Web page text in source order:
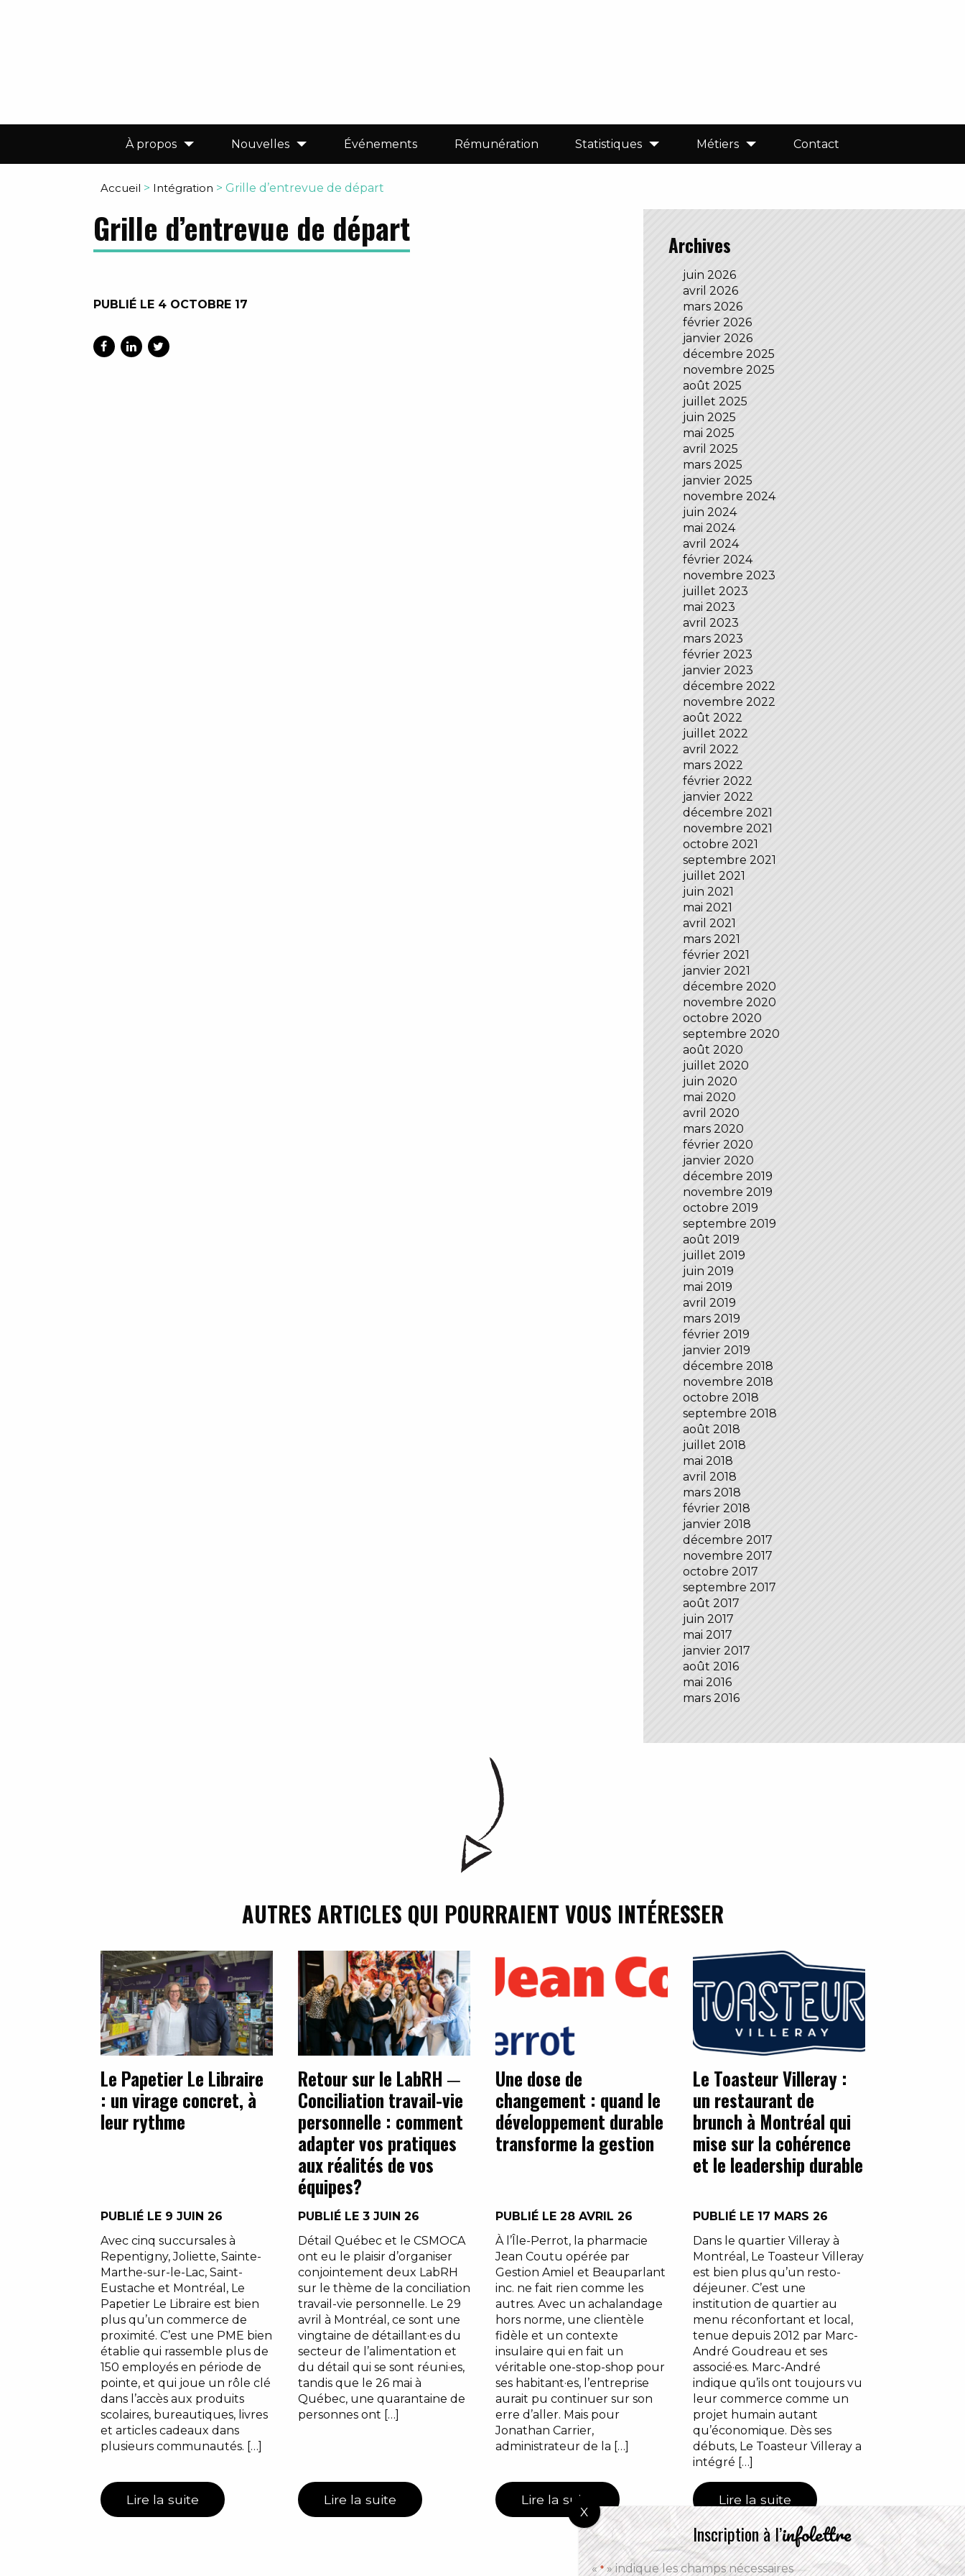
À propos Nouvelles Événements Rémunération Statistiques Métiers Contact
Accueil > Intégration > Grille d’entrevue de départ
Grille d’entrevue de départ
PUBLIÉ LE 4 OCTOBRE 17
Archives
juin 2026
avril 2026
mars 2026
février 2026
janvier 2026
décembre 2025
novembre 2025
août 2025
juillet 2025
juin 2025
mai 2025
avril 2025
mars 2025
janvier 2025
novembre 2024
juin 2024
mai 2024
avril 2024
février 2024
novembre 2023
juillet 2023
mai 2023
avril 2023
mars 2023
février 2023
janvier 2023
décembre 2022
novembre 2022
août 2022
juillet 2022
avril 2022
mars 2022
février 2022
janvier 2022
décembre 2021
novembre 2021
octobre 2021
septembre 2021
juillet 2021
juin 2021
mai 2021
avril 2021
mars 2021
février 2021
janvier 2021
décembre 2020
novembre 2020
octobre 2020
septembre 2020
août 2020
juillet 2020
juin 2020
mai 2020
avril 2020
mars 2020
février 2020
janvier 2020
décembre 2019
novembre 2019
octobre 2019
septembre 2019
août 2019
juillet 2019
juin 2019
mai 2019
avril 2019
mars 2019
février 2019
janvier 2019
décembre 2018
novembre 2018
octobre 2018
septembre 2018
août 2018
juillet 2018
mai 2018
avril 2018
mars 2018
février 2018
janvier 2018
décembre 2017
novembre 2017
octobre 2017
septembre 2017
août 2017
juin 2017
mai 2017
janvier 2017
août 2016
mai 2016
mars 2016
AUTRES ARTICLES QUI POURRAIENT VOUS INTÉRESSER
Le Papetier Le Libraire
: un virage concret, à
leur rythme
PUBLIÉ LE 9 JUIN 26
Avec cinq succursales à
Repentigny, Joliette, Sainte-
Marthe-sur-le-Lac, Saint-
Eustache et Montréal, Le
Papetier Le Libraire est bien
plus qu’un commerce de
proximité. C’est une PME bien
établie qui rassemble plus de
150 employés en période de
pointe, et qui joue un rôle clé
dans l’accès aux produits
scolaires, bureautiques, livres
et articles cadeaux dans
plusieurs communautés. […]
Lire la suite
Retour sur le LabRH ─
Conciliation travail-vie
personnelle : comment
adapter vos pratiques
aux réalités de vos
équipes?
PUBLIÉ LE 3 JUIN 26
Détail Québec et le CSMOCA
ont eu le plaisir d’organiser
conjointement deux LabRH
sur le thème de la conciliation
travail-vie personnelle. Le 29
avril à Montréal, ce sont une
vingtaine de détaillant·es du
secteur de l’alimentation et
du détail qui se sont réuni·es,
tandis que le 26 mai à
Québec, une quarantaine de
personnes ont […]
Lire la suite
Une dose de
changement : quand le
développement durable
transforme la gestion
PUBLIÉ LE 28 AVRIL 26
À l’Île-Perrot, la pharmacie
Jean Coutu opérée par
Gestion Amiel et Beauparlant
inc. ne fait rien comme les
autres. Avec un achalandage
hors norme, une clientèle
fidèle et un contexte
insulaire qui en fait un
véritable one-stop-shop pour
ses habitant·es, l’entreprise
aurait pu continuer sur son
erre d’aller. Mais pour
Jonathan Carrier,
administrateur de la […]
Lire la suite
Le Toasteur Villeray :
un restaurant de
brunch à Montréal qui
mise sur la cohérence
et le leadership durable
PUBLIÉ LE 17 MARS 26
Dans le quartier Villeray à
Montréal, Le Toasteur Villeray
est bien plus qu’un resto-
déjeuner. C’est une
institution de quartier au
menu réconfortant et local,
tenue depuis 2012 par Marc-
André Goudreau et ses
associé·es. Marc-André
indique qu’ils ont toujours vu
leur commerce comme un
projet humain autant
qu’économique. Dès ses
débuts, Le Toasteur Villeray a
intégré […]
Lire la suite
Inscription à l’infolettre
«*» indique les champs nécessaires